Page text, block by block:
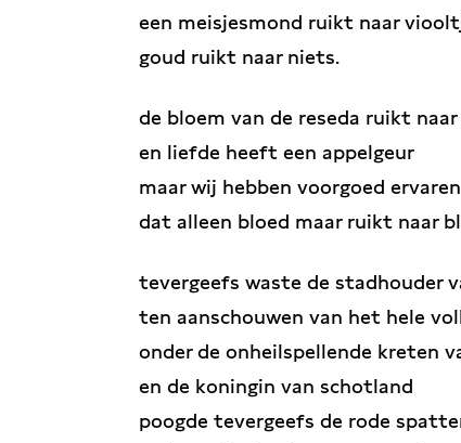
een meisjesmond ruikt naar
goud ruikt naar niets.
de bloem van de reseda ruikt
en liefde heeft een appelgeur
maar wij hebben voorgoed ervaren
dat alleen bloed maar ruikt naar
tevergeefs waste de stadhouder
ten aanschouwen van het hele
onder de onheilspellende kreten
en de koningin van schotland
poogde tevergeefs de rode